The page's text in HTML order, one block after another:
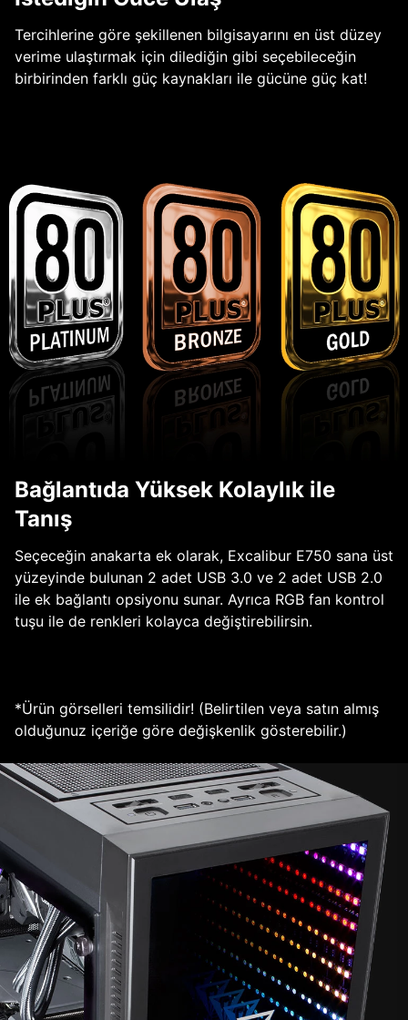
Tercihlerine göre şekillenen bilgisayarını en üst düzey
verime ulaştırmak için dilediğin gibi seçebileceğin
birbirinden farklı güç kaynakları ile gücüne güç kat!
Bağlantıda Yüksek Kolaylık ile
Tanış
Seçeceğin anakarta ek olarak, Excalibur E750 sana üst
yüzeyinde bulunan 2 adet USB 3.0 ve 2 adet USB 2.0
ile ek bağlantı opsiyonu sunar. Ayrıca RGB fan kontrol
tuşu ile de renkleri kolayca değiştirebilirsin.
*Ürün görselleri temsilidir! (Belirtilen veya satın almış
olduğunuz içeriğe göre değişkenlik gösterebilir.)